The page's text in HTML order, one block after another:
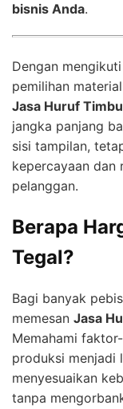
bisnis Anda.
Dengan
pemilihan
Jasa Huruf
jangka panjang
sisi tampilan,
kepercayaan dan
pelanggan.
Berapa
Tegal?
Bagi banyak
memesan Jasa
Memahami
produksi menjadi
menyesuaikan
tanpa